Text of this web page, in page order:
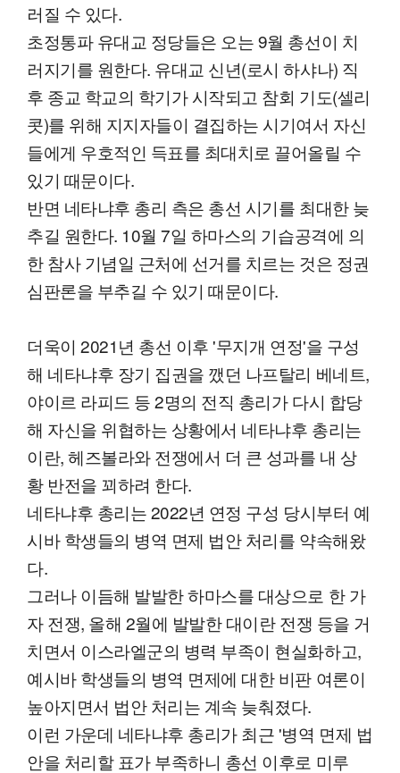
러질 수 있다.
초정통파 유대교 정당들은 오는 9월 총선이 치
러지기를 원한다. 유대교 신년(로시 하샤나) 직
후 종교 학교의 학기가 시작되고 참회 기도(셀리
콧)를 위해 지지자들이 결집하는 시기여서 자신
들에게 우호적인 득표를 최대치로 끌어올릴 수
있기 때문이다.
반면 네타냐후 총리 측은 총선 시기를 최대한 늦
추길 원한다. 10월 7일 하마스의 기습공격에 의
한 참사 기념일 근처에 선거를 치르는 것은 정권
심판론을 부추길 수 있기 때문이다.
더욱이 2021년 총선 이후 '무지개 연정'을 구성
해 네타냐후 장기 집권을 깼던 나프탈리 베네트,
야이르 라피드 등 2명의 전직 총리가 다시 합당
해 자신을 위협하는 상황에서 네타냐후 총리는
이란, 헤즈볼라와 전쟁에서 더 큰 성과를 내 상
황 반전을 꾀하려 한다.
네타냐후 총리는 2022년 연정 구성 당시부터 예
시바 학생들의 병역 면제 법안 처리를 약속해왔
다.
그러나 이듬해 발발한 하마스를 대상으로 한 가
자 전쟁, 올해 2월에 발발한 대이란 전쟁 등을 거
치면서 이스라엘군의 병력 부족이 현실화하고,
예시바 학생들의 병역 면제에 대한 비판 여론이
높아지면서 법안 처리는 계속 늦춰졌다.
이런 가운데 네타냐후 총리가 최근 '병역 면제 법
안을 처리할 표가 부족하니 총선 이후로 미루